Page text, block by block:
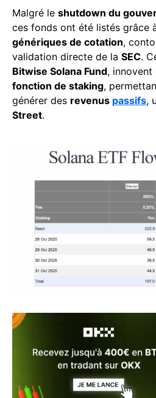
Malgré le shutdown du
ces fonds ont été listés grâce
génériques de cotation,
validation directe de la SEC.
Bitwise Solana Fund, innovent
fonction de staking,
générer des revenus passifs,
Street.